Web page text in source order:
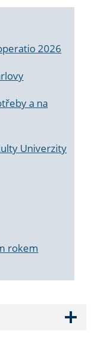
2026
a na
Univerzity
rokem